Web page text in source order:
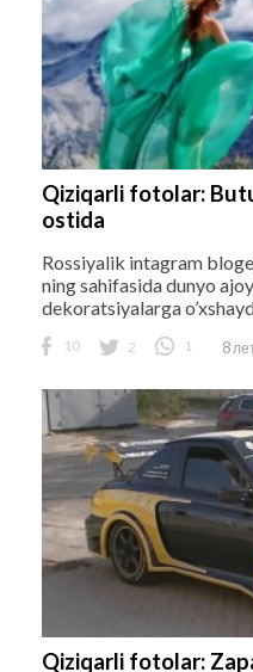
Qiziqarli fotolar:
ostida
Rossiyalik intagram
ning sahifasida dunyo
dekoratsiyalarga
10 2 1 8
Qiziqarli fotolar: